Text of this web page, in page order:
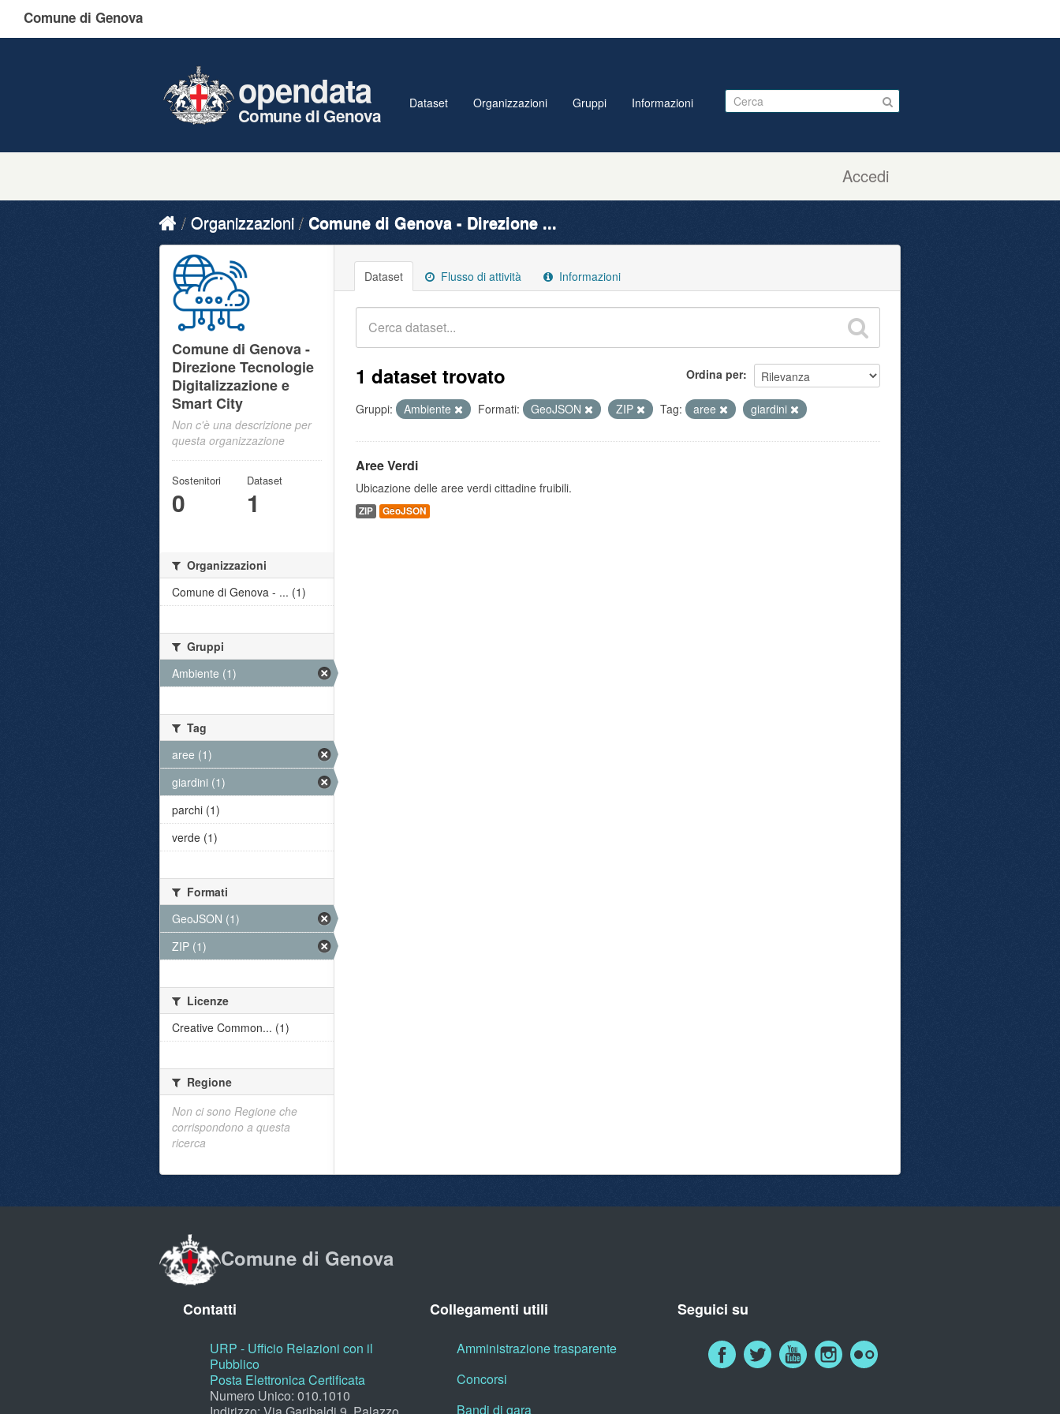
Comune di Genova
Accedi
opendata
Comune di Genova
Dataset Organizzazioni Gruppi Informazioni
Organizzazioni Comune di Genova - Direzione ...
Dataset Flusso di attività Informazioni
Ordina per
1 dataset trovato
Gruppi: Ambiente Formati: GeoJSON ZIP Tag: aree giardini
Aree Verdi
Ubicazione delle aree verdi cittadine fruibili.
ZIP GeoJSON
Comune di Genova -
Direzione Tecnologie
Digitalizzazione e
Smart City
Non c'è una descrizione per
questa organizzazione
Sostenitori
0
Dataset
1
Organizzazioni
Comune di Genova - ... (1)
Gruppi
Ambiente (1)
Tag
aree (1)
giardini (1)
parchi (1)
verde (1)
Formati
GeoJSON (1)
ZIP (1)
Licenze
Creative Common... (1)
Regione
Non ci sono Regione che
corrispondono a questa
ricerca
Comune di Genova
Contatti
URP - Ufficio Relazioni con il
Pubblico
Posta Elettronica Certificata
Numero Unico: 010.1010
Collegamenti utili
Amministrazione trasparente
Concorsi
Bandi di gara
Seguici su